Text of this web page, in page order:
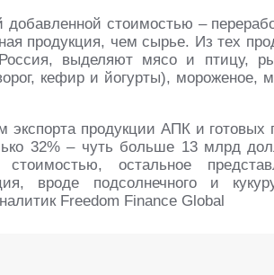
добавленной стоимостью –
продукция, чем сырье. Из тех
Россия, выделяют мясо и птицу,
кефир и йогурты), мороженое,
экспорта продукции АПК и готовых
32% – чуть больше 13 млрд
стоимостью, остальное
вроде подсолнечного и
Freedom Finance Global